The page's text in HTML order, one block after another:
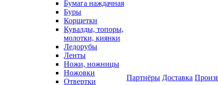
Бумага наждачная
Буры
Корщетки
Кувалды, топоры,
молотки, киянки
Ледорубы
Ленты
Ножи, ножницы
Ножовки
Отвертки
Партнёры Доставка